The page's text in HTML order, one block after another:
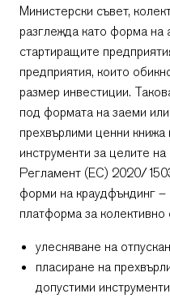
Министерски съвет,
разглежда като форма на
стартиращите
предприятия, които
размер инвестиции.
под формата на заеми
прехвърлими ценни книжа
инструменти за целите
Регламент (ЕС) 2020/
форми на краудфъндинг –
платформа за колективно
улесняване на
пласиране на
допустими